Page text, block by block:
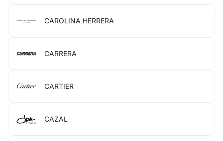
CAROLINA HERRERA
CARRERA
CARTIER
CAZAL